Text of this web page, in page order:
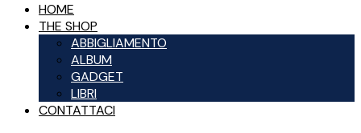
HOME
THE SHOP
ABBIGLIAMENTO
ALBUM
GADGET
LIBRI
CONTATTACI